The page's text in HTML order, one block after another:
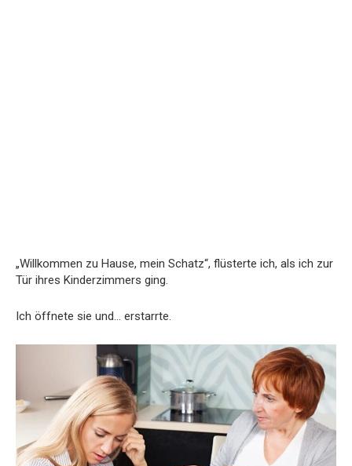
„Willkommen zu Hause, mein Schatz“, flüsterte ich, als ich zur
Tür ihres Kinderzimmers ging.
Ich öffnete sie und… erstarrte.